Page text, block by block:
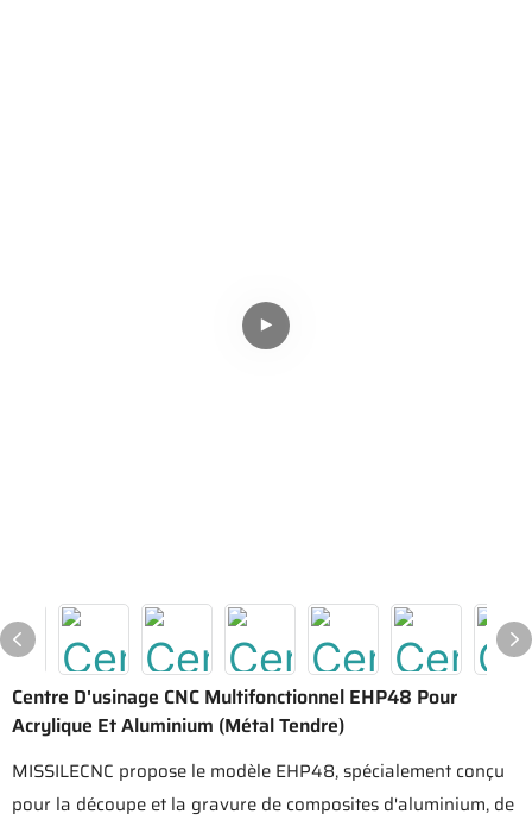
Centre D'usinage CNC Multifonctionnel EHP48 Pour
Acrylique Et Aluminium (métal Tendre)
MISSILECNC propose le modèle EHP48, spécialement conçu
pour la découpe et la gravure de composites d'aluminium, de